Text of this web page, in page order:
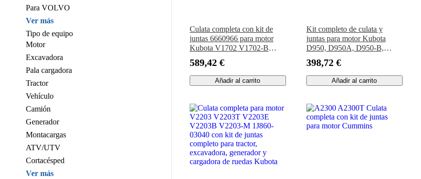
Para VOLVO
Ver más
Tipo de equipo
Motor
Excavadora
Pala cargadora
Tractor
Vehículo
Camión
Generador
Montacargas
ATV/UTV
Cortacésped
Ver más
Culata completa con kit de
juntas 6660966 para motor
Kubota V1702 V1702-B
1600 733 743 3023
589,42 €
Añadir al carrito
Kit completo de culata y
juntas para motor Kubota
D950, D950A, D950-B,
B1402, B1500, B1502,
B1550, B1700, B1750, F2000
y F2100.
398,72 €
Añadir al carrito